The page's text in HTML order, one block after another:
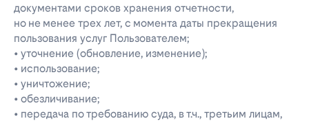
документами сроков хранения отчетности,
но не менее трех лет, с момента даты прекращения
пользования услуг Пользователем;
• уточнение (обновление, изменение);
• использование;
• уничтожение;
• обезличивание;
• передача по требованию суда, в т.ч., третьим лицам,